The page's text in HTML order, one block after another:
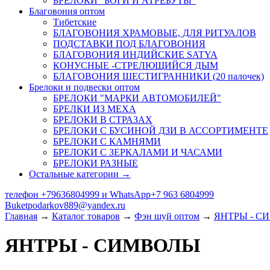
Благовония оптом
Тибетские
БЛАГОВОНИЯ ХРАМОВЫЕ, ДЛЯ РИТУАЛОВ
ПОДСТАВКИ ПОД БЛАГОВОНИЯ
БЛАГОВОНИЯ ИНДИЙСКИЕ SATYA
КОНУСНЫЕ -СТРЕЛЮЩИЙСЯ ДЫМ
БЛАГОВОНИЯ ШЕСТИГРАННИКИ (20 палочек)
Брелоки и подвески оптом
БРЕЛОКИ "МАРКИ АВТОМОБИЛЕЙ"
БРЕЛКИ ИЗ МЕХА
БРЕЛОКИ В СТРАЗАХ
БРЕЛОКИ С БУСИНОЙ ДЗИ В АССОРТИМЕНТЕ
БРЕЛОКИ С КАМНЯМИ
БРЕЛОКИ С ЗЕРКАЛАМИ И ЧАСАМИ
БРЕЛОКИ РАЗНЫЕ
Остальные категории →
телефон +79636804999 и WhatsApp+7 963 6804999
Buketpodarkov889@yandex.ru
Главная → Каталог товаров → Фэн шуй оптом → ЯНТРЫ -
ЯНТРЫ - СИМВОЛЫ